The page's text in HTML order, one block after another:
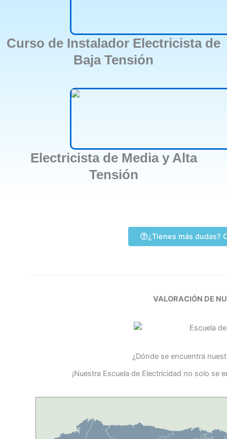
Curso de Instalador Electricista de
Baja Tensión
Electricista de Media y Alta
Tensión
¿Tienes más dudas?
VALORACIÓN DE
¿Dónde se encuentra
¡Nuestra Escuela de Electricidad no solo se